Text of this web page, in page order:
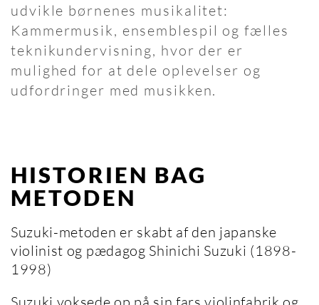
udvikle børnenes musikalitet:
Kammermusik, ensemblespil og fælles
teknikundervisning, hvor der er
mulighed for at dele oplevelser og
udfordringer med musikken.
HISTORIEN BAG
METODEN
Suzuki-metoden er skabt af den japanske
violinist og pædagog Shinichi Suzuki (1898-
1998)